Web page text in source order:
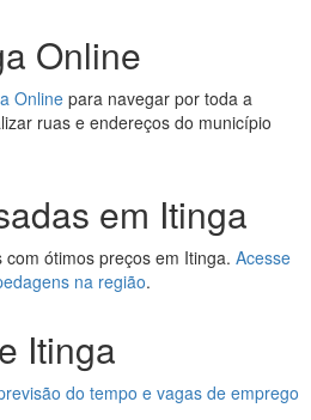
Online
Online para navegar por toda a
ruas e endereços do município
em Itinga
ótimos preços em Itinga. Acesse
na região.
Itinga
do tempo e vagas de emprego